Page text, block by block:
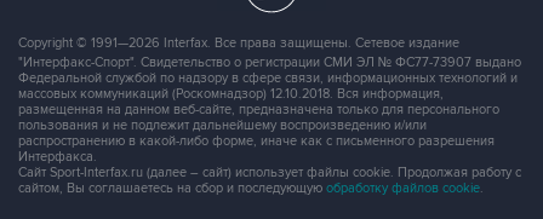
Copyright © 1991—2026 Interfax. Все права защищены. Сетевое издание
"Интерфакс-Спорт". Свидетельство о регистрации СМИ ЭЛ № ФС77-73907 выдано
Федеральной службой по надзору в сфере связи, информационных технологий и
массовых коммуникаций (Роскомнадзор) 12.10.2018. Вся информация,
размещенная на данном веб-сайте, предназначена только для персонального
пользования и не подлежит дальнейшему воспроизведению и/или
распространению в какой-либо форме, иначе как с письменного разрешения
Интерфакса.
Сайт Sport-Interfax.ru (далее – сайт) использует файлы cookie. Продолжая работу с
сайтом, Вы соглашаетесь на сбор и последующую обработку файлов cookie.